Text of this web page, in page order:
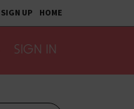
SIGN UP HOME
SIGN IN